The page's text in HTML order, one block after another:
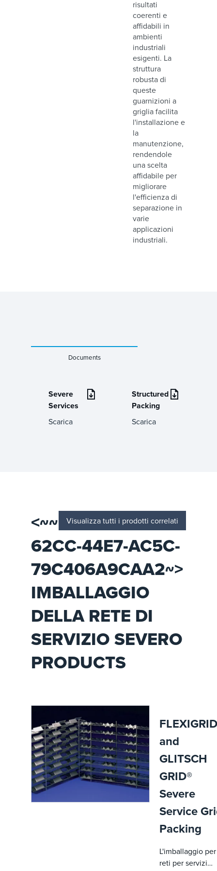
risultati
coerenti e
affidabili in
ambienti
industriali
esigenti. La
struttura
robusta di
queste
guarnizioni a
griglia facilita
l'installazione e
la
manutenzione,
rendendole
una scelta
affidabile per
migliorare
l'efficienza di
separazione in
varie
applicazioni
industriali.
Documents
Severe
Services
Scarica
Structured
Packing
Scarica
<~~ID=E0B978F8-
62CC-44E7-AC5C-
79C406A9CAA2~>
IMBALLAGGIO
DELLA RETE DI
SERVIZIO SEVERO
PRODUCTS
Visualizza tutti i prodotti correlati
and
GLITSCH
GRID®
Severe
Service
Packing
L'imballaggio per
reti per servizi